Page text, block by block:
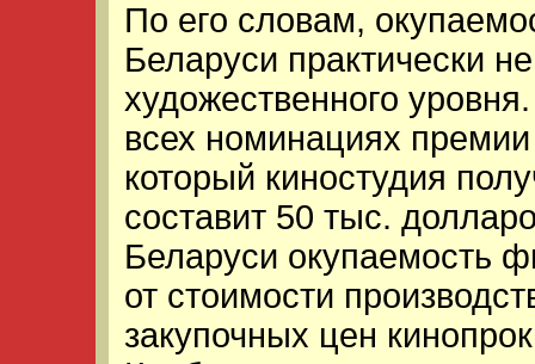
По его словам,
Беларуси практически
художественного
всех номинациях
который киностудия
составит 50 тыс.
Беларуси окупаемость
от стоимости
закупочных цен